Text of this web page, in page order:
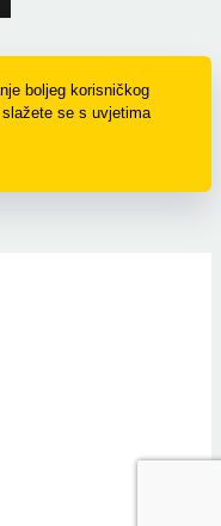
boljeg korisničkog
se s uvjetima